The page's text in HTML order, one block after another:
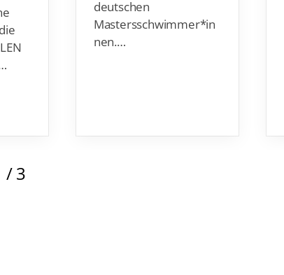
deutschen
Mastersschwimmer*in
nen.…
3